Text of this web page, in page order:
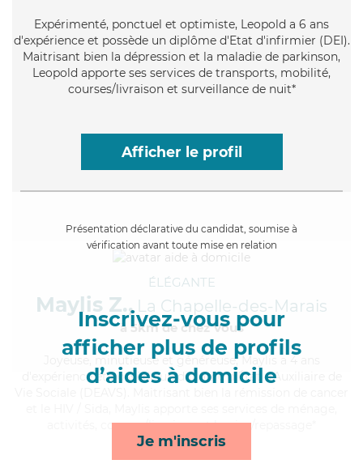
Expérimenté, ponctuel et optimiste, Leopold a 6 ans
d'expérience et possède un diplôme d'Etat d'infirmier (DEI).
Maitrisant bien la dépression et la maladie de parkinson,
Leopold apporte ses services de transports, mobilité,
courses/livraison et surveillance de nuit*
Afficher le profil
Présentation déclarative du candidat, soumise à
vérification avant toute mise en relation
Inscrivez-vous pour
afficher plus de profils
d’aides à domicile
Je m'inscris
ÉLÉGANTE
Maylis Z., La Chapelle-des-Marais
à 5km de chez Vous
, minutieuse et généreuse, Maylis a 4 ans
d'expérience et possède un diplôme d'État d'Auxiliaire de
activités, courses/livraison et lessive/repassage*